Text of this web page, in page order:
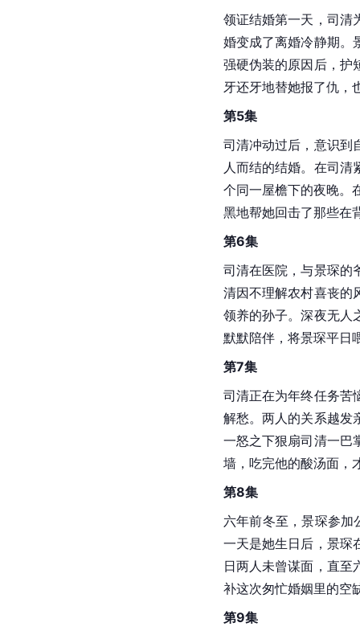
领证结婚第一天，司清
婚变成了离婚冷静期。
强硬伪装的原因后，护
牙还牙地替她报了仇，
第5集
司清冲动过后，意识到
人而结的结婚。在司清
个同一屋檐下的夜晚。
黑地帮她回击了那些在
第6集
司清在医院，与景琛的
清因不理解农村喜丧的
领养的孙子。深夜无人
默默陪伴，将景琛平日
第7集
司清正在为年终任务苦
解愁。两人的关系越发
一怒之下狠扇司清一巴
墙，吃完他的酸汤面，
第8集
六年前冬至，景琛参
一天是她生日后，景琛
日两人未曾谋面，直至
补这次匆忙婚姻里的空
第9集